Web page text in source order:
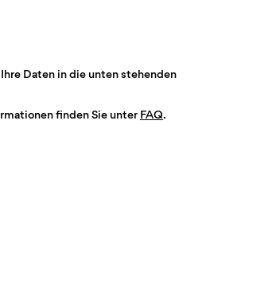
Daten in die unten stehenden
finden Sie unter FAQ.